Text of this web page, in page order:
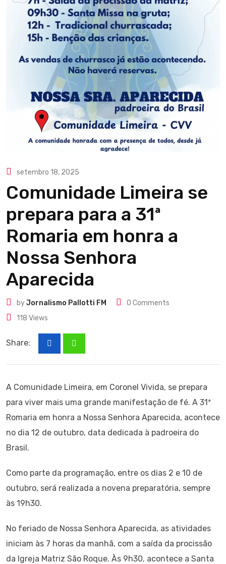
setembro 18, 2025
Comunidade Limeira se
prepara para a 31ª
Romaria em honra a
Nossa Senhora
Aparecida
byJornalismo Pallotti FM 0 Comments
118 Views
Share:
A Comunidade Limeira, em Coronel Vivida, se prepara
para viver mais uma grande manifestação de fé. A 31ª
Romaria em honra a Nossa Senhora Aparecida, acontece
no dia 12 de outubro, data dedicada à padroeira do
Brasil.
Como parte da programação, entre os dias 2 e 10 de
outubro, será realizada a novena preparatória, sempre
às 19h30.
No feriado de Nossa Senhora Aparecida, as atividades
iniciam às 7 horas da manhã, com a saída da procissão
da Igreja Matriz São Roque. Às 9h30, acontece a Santa